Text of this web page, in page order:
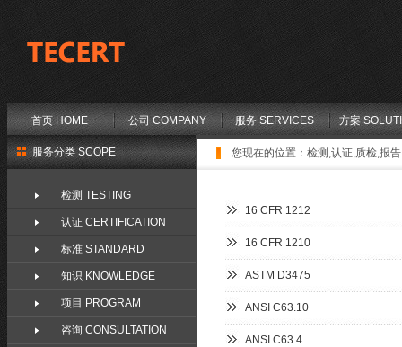
首页 HOME 公司 COMPANY 服务 SERVICES 方案
您现在的位置： 检测,认证,质检,报
16 CFR 1212
16 CFR 1210
ASTM D3475
ANSI C63.10
ANSI C63.4
服务分类 SCOPE
检测 TESTING
认证 CERTIFICATION
标准 STANDARD
知识 KNOWLEDGE
项目 PROGRAM
咨询 CONSULTATION